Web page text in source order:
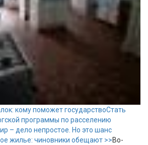
кому поможет государствоСтать
программы по расселению
– дело непростое. Но это шанс
жилье: чиновники обещают >>Во-